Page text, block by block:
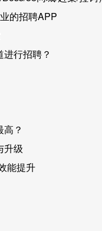
的招聘APP
行招聘？
？
升级
能提升